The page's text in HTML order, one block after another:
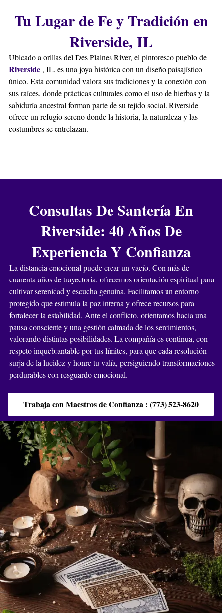
Tu Lugar de Fe y Tradición en
Riverside, IL
Ubicado a orillas del Des Plaines River, el pintoresco pueblo de
Riverside , IL, es una joya histórica con un diseño paisajístico
único. Esta comunidad valora sus tradiciones y la conexión con
sus raíces, donde prácticas culturales como el uso de hierbas y la
sabiduría ancestral forman parte de su tejido social. Riverside
ofrece un refugio sereno donde la historia, la naturaleza y las
costumbres se entrelazan.
Consultas De Santería En
Riverside: 40 Años De
Experiencia Y Confianza
La distancia emocional puede crear un vacío. Con más de
cuarenta años de trayectoria, ofrecemos orientación espiritual para
cultivar serenidad y escucha genuina. Facilitamos un entorno
protegido que estimula la paz interna y ofrece recursos para
fortalecer la estabilidad. Ante el conflicto, orientamos hacia una
pausa consciente y una gestión calmada de los sentimientos,
valorando distintas posibilidades. La compañía es continua, con
respeto inquebrantable por tus límites, para que cada resolución
surja de la lucidez y honre tu valía, persiguiendo transformaciones
perdurables con resguardo emocional.
Trabaja con Maestros de Confianza : (773) 523-8620